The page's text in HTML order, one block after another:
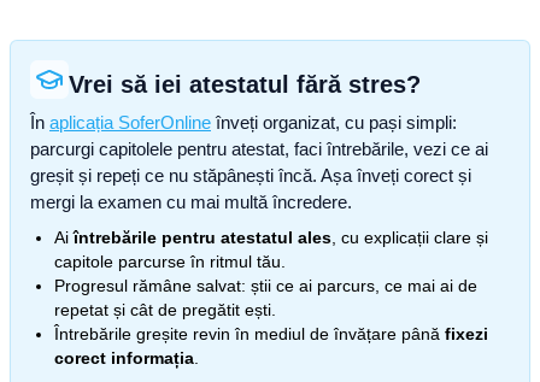
Vrei să iei atestatul fără stres?
În aplicația SoferOnline înveți organizat, cu pași simpli:
parcurgi capitolele pentru atestat, faci întrebările, vezi ce ai
greșit și repeți ce nu stăpânești încă. Așa înveți corect și
mergi la examen cu mai multă încredere.
Aiîntrebările pentru atestatul ales , cu explicații clare și
capitole parcurse în ritmul tău.
Progresul rămâne salvat: știi ce ai parcurs, ce mai ai de
repetat și cât de pregătit ești.
Întrebările greșite revin în mediul de învățare până fixezi
corect informația